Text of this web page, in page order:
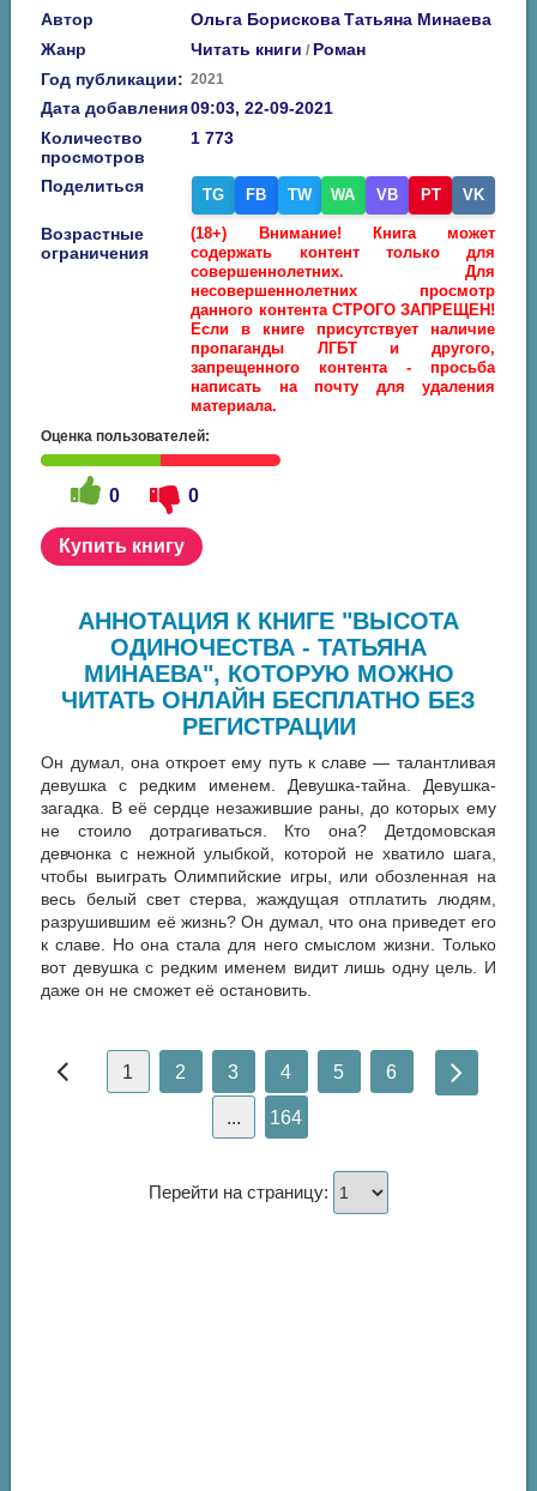
Автор Ольга Борискова Татьяна Минаева
Жанр
Читать книги / Роман
Год публикации: 2021
Дата добавления09:03, 22-09-2021
Количество
просмотров
1 773
Поделиться TG FB TW WA VB PT VK
Возрастные
ограничения
(18+) Внимание! Книга может
содержать контент только для
совершеннолетних. Для
несовершеннолетних просмотр
данного контента СТРОГО ЗАПРЕЩЕН!
Если в книге присутствует наличие
пропаганды ЛГБТ и другого,
запрещенного контента - просьба
написать на почту для удаления
материала.
Оценка пользователей:
0 0
Купить книгу
АННОТАЦИЯ К КНИГЕ "ВЫСОТА
ОДИНОЧЕСТВА - ТАТЬЯНА
МИНАЕВА", КОТОРУЮ МОЖНО
ЧИТАТЬ ОНЛАЙН БЕСПЛАТНО БЕЗ
РЕГИСТРАЦИИ
Он думал, она откроет ему путь к славе — талантливая
девушка с редким именем. Девушка-тайна. Девушка-
загадка. В её сердце незажившие раны, до которых ему
не стоило дотрагиваться. Кто она? Детдомовская
девчонка с нежной улыбкой, которой не хватило шага,
чтобы выиграть Олимпийские игры, или обозленная на
весь белый свет стерва, жаждущая отплатить людям,
разрушившим её жизнь? Он думал, что она приведет его
к славе. Но она стала для него смыслом жизни. Только
вот девушка с редким именем видит лишь одну цель. И
даже он не сможет её остановить.
1 2 3 4 5 6
... 164
Перейти на страницу: